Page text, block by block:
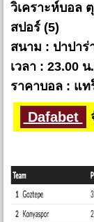
วิเคราะห์บอล
สปอร์ (5)
สนาม : ปาปาร่
เวลา : 23.00 น.
ราคาบอล : แ
Dafabet